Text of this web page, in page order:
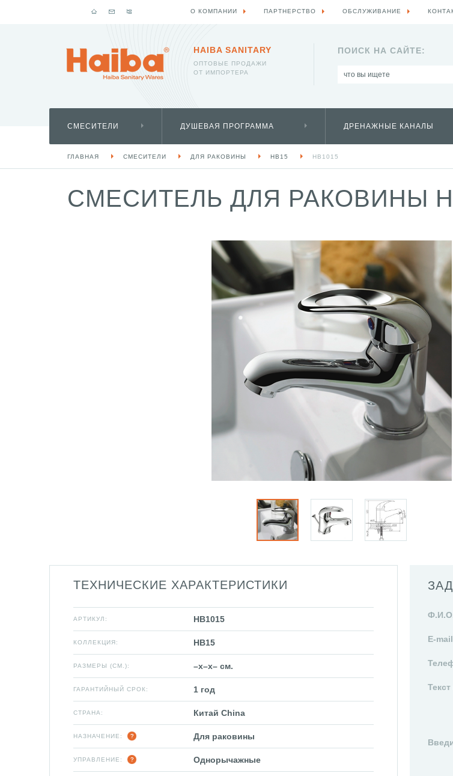
HAIBA SANITARY
ОПТОВЫЕ ПРОДАЖИ
ОТ ИМПОРТЕРА
ПОИСК НА САЙТЕ:
СМЕСИТЕЛИ ДУШЕВАЯ ПРОГРАММА ДРЕНАЖНЫЕ КАНАЛЫ
ГЛАВНАЯ СМЕСИТЕЛИ ДЛЯ РАКОВИНЫ HB15 HB1015
СМЕСИТЕЛЬ ДЛЯ РАКОВИНЫ
ТЕХНИЧЕСКИЕ ХАРАКТЕРИСТИКИ
АРТИКУЛ: HB1015
КОЛЛЕКЦИЯ: HB15
РАЗМЕРЫ (СМ.): –x–x– см.
ГАРАНТИЙНЫЙ СРОК: 1 год
СТРАНА: Китай China
НАЗНАЧЕНИЕ: Для раковины
УПРАВЛЕНИЕ: Однорычажные
E-
О КОМПАНИИ ПАРТНЕРСТВО ОБСЛУЖИВАНИЕ